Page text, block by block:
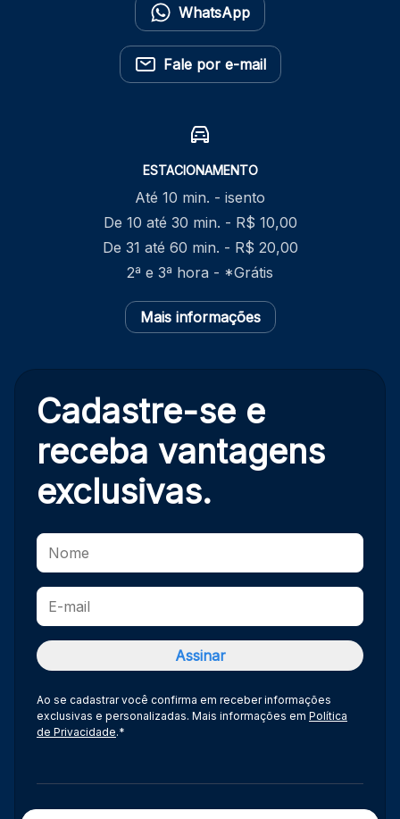
WhatsApp
Fale por e-mail
ESTACIONAMENTO
Até 10 min. - isento
De 10 até 30 min. - R$ 10,00
De 31 até 60 min. - R$ 20,00
2ª e 3ª hora - *Grátis
Mais informações
Cadastre-se e
receba vantagens
exclusivas.
Ao se cadastrar você confirma em receber informações
exclusivas e personalizadas. Mais informações em Política
de Privacidade.*